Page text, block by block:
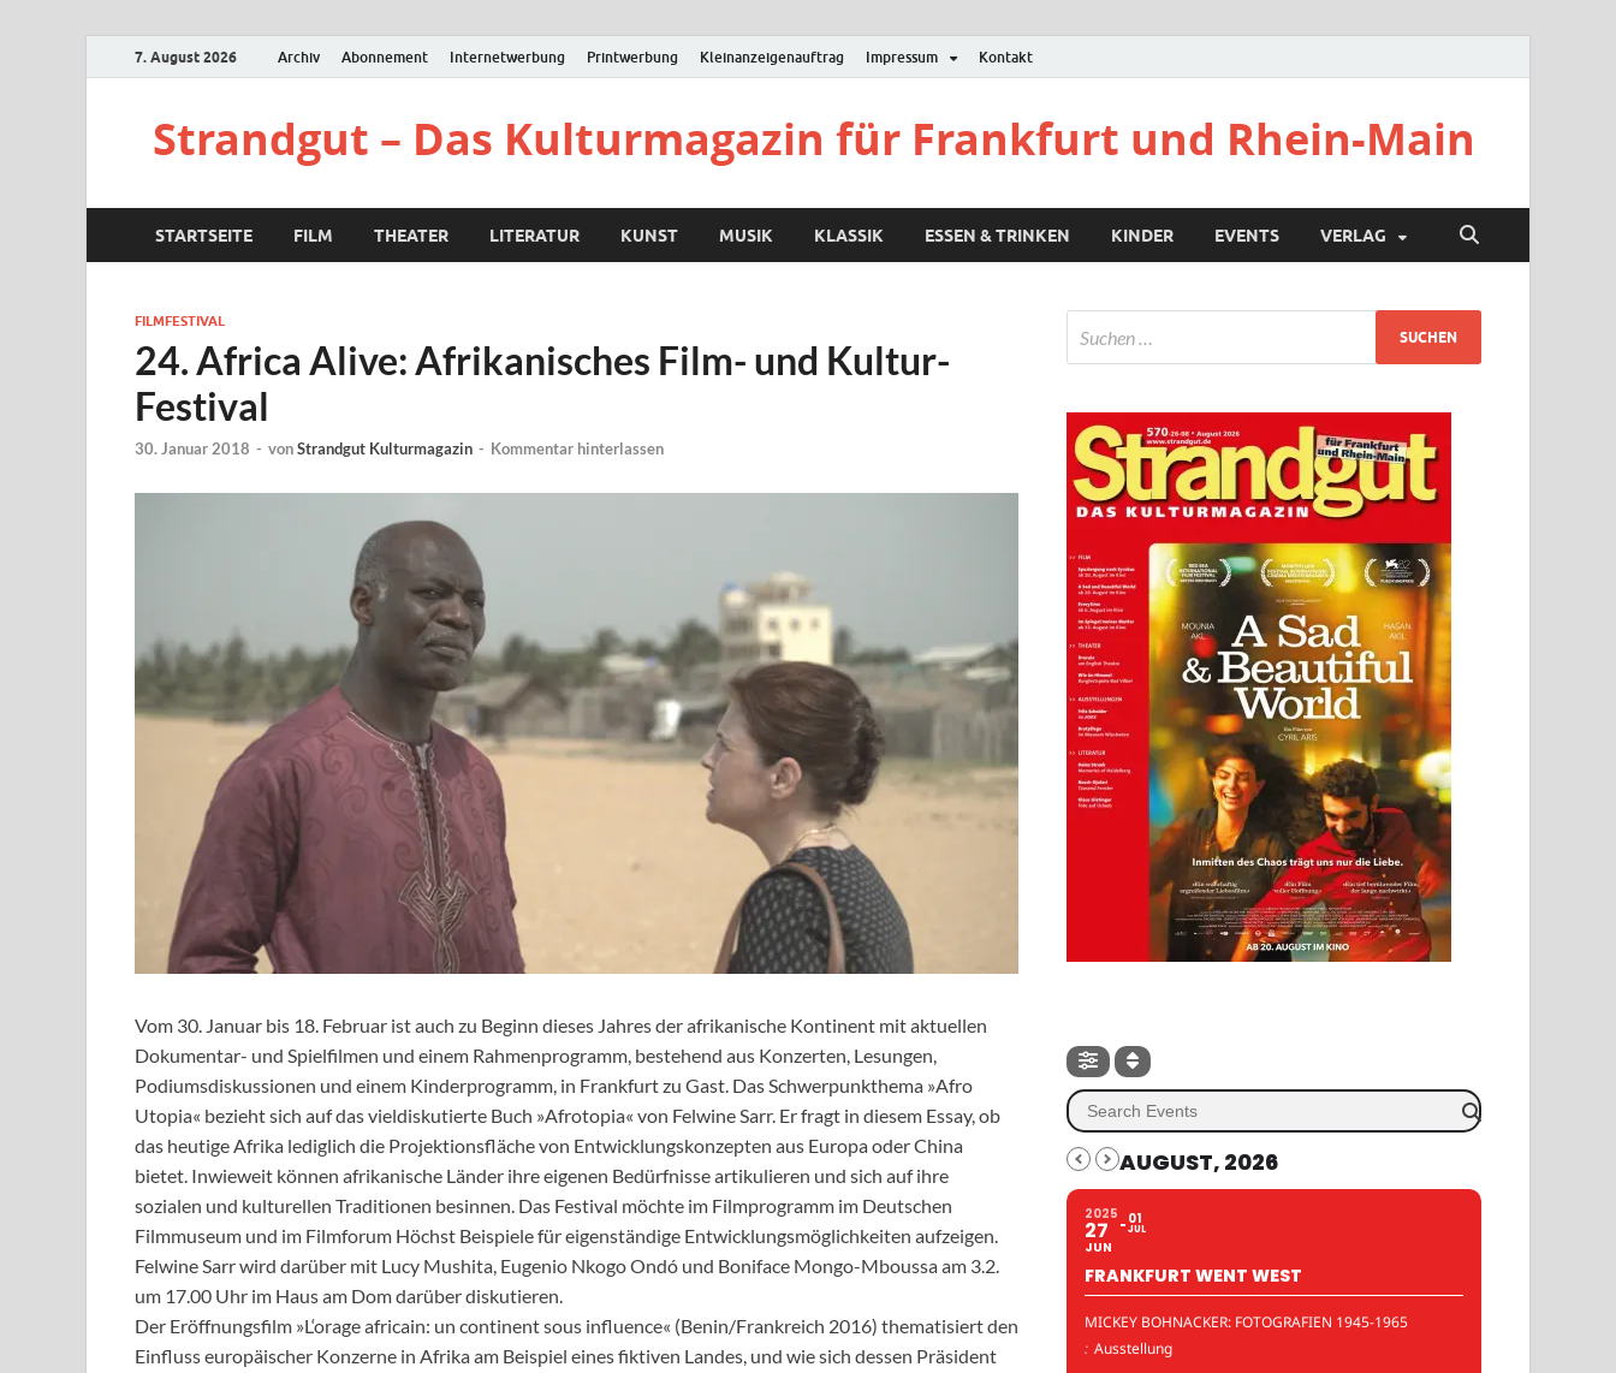
7. August 2026 Archiv Abonnement Internetwerbung Printwerbung Kleinanzeigenauftrag Impressum Kontakt
Strandgut – Das Kulturmagazin für Frankfurt und Rhein-Main
STARTSEITE FILM THEATER LITERATUR KUNST MUSIK KLASSIK ESSEN & TRINKEN KINDER EVENTS VERLAG
FILMFESTIVAL
24. Africa Alive: Afrikanisches Film- und Kultur-
Festival
30. Januar 2018 - vonStrandgut Kulturmagazin - Kommentar hinterlassen
Vom 30. Januar bis 18. Februar ist auch zu Beginn dieses Jahres der afrikanische Kontinent mit aktuellen
Dokumentar- und Spielfilmen und einem Rahmenprogramm, bestehend aus Konzerten, Lesungen,
Podiumsdiskussionen und einem Kinderprogramm, in Frankfurt zu Gast. Das Schwerpunkthema »Afro
Utopia« bezieht sich auf das vieldiskutierte Buch »Afrotopia« von Felwine Sarr. Er fragt in diesem Essay, ob
das heutige Afrika lediglich die Projektionsfläche von Entwicklungskonzepten aus Europa oder China
bietet. Inwieweit können afrikanische Länder ihre eigenen Bedürfnisse artikulieren und sich auf ihre
sozialen und kulturellen Traditionen besinnen. Das Festival möchte im Filmprogramm im Deutschen
Filmmuseum und im Filmforum Höchst Beispiele für eigenständige Entwicklungsmöglichkeiten aufzeigen.
Felwine Sarr wird darüber mit Lucy Mushita, Eugenio Nkogo Ondó und Boniface Mongo-Mboussa am 3.2.
um 17.00 Uhr im Haus am Dom darüber diskutieren.
Der Eröffnungsfilm »L‘orage africain: un continent sous influence« (Benin/Frankreich 2016) thematisiert den
Einfluss europäischer Konzerne in Afrika am Beispiel eines fiktiven Landes, und wie sich dessen Präsident
AUGUST, 2026
2025
27
JUN
01
JUL
FRANKFURT WENT WEST
MICKEY BOHNACKER: FOTOGRAFIEN 1945-1965
: Ausstellung